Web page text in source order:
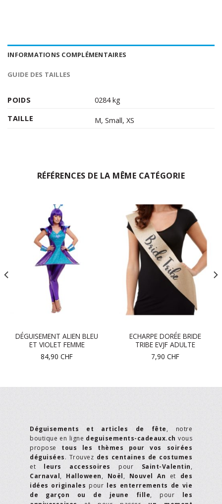
INFORMATIONS COMPLÉMENTAIRES
GUIDE DES TAILLES
POIDS
0284 kg
TAILLE
M,Small,XS
RÉFÉRENCES DE LA MÊME CATÉGORIE
DÉGUISEMENT ALIEN BLEU
ET VIOLET FEMME
84,90 CHF
ECHARPE DORÉE BRIDE
TRIBE EVJF ADULTE
7,90 CHF
Déguisements et articles de fête, notre
boutique en ligne deguisements-cadeaux.ch vous
propose tous les thèmes pour vos soirées
déguisées. Trouvez des centaines de costumes
et leurs accessoires pour Saint-Valentin,
Carnaval, Halloween, Noël, Nouvel An et des
idées originales pour les enterrements de vie
de garçon ou de jeune fille, pour les